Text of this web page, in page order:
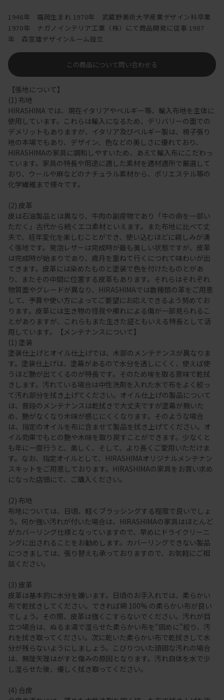
この商品について問い合わせる
1946年 福岡生まれ 1970年 武蔵野美術大学産業デザイン科卒業
1970年 ナガノインテリア工業（株）にて商品開発に従事 1987
年 森宣雄デザインルーム設立
【張地について】
(1) 布地
HIRASHIMA では、現在イタリアやベルギー等、輸入布地を主体に
使用しています。これらは輸入になるため、デリバリーの面での
デメリットもありますが、イタリア及びベルギー製は、椅子張り
地の本場でもあり、デザイン、色などの美しさに優れており、
HIRASHIMAの家具に調和しやすいため、あえて輸入布にこだわっ
ています。家具の特長や用途に適した素材を適材適所で厳選して
おり、ウールや麻などのナチュラル素材から、ポリエステル等の
化学繊維まで様々です。
(2) 皮革
皮は石油製品とは異なり、牛肉の副産物であり「牛の命を一部い
ただく」古代から続くエコ素材といえます。また布地に比べて丈
夫で、経年変化を楽しむことができ、使い込むほどに親しみが湧
く張地です。発泡レザーは完成時が最も美しい状態ですが、皮革
は完成時が始まりであり、歳月を重ねて行くにつれて味わいが出
てきます。皮革には染めたものと塗装で色を付けたものとがあ
り、またその中間に位置する皮革もあります。それらはそれぞれ
物質面やグレードが異なり、HIRASHIMAでは数種類の革をご用意
して、予算や使い方によってご要望にお応えできるよう努めてお
ります。皮革には生き物の怪我や擦れによる傷が一部見られるこ
とがありますが、これらもまた生きた証ともいえる特長として活
用しています。【メンテナンスについて】
(1) 塗装
塗装仕上げとオイル仕上げでは、木部のメンテナンスが異なりま
す。塗装仕上げは、塗幕があるので水分を透しにくく、使えば使
うほど艶が出てくるのが特長です。そのため埃を取る意味で乾拭
きします。汚れている場合は中性洗剤を入れた水で布をよく絞っ
て汚れ部分を拭き上げてください。オイル仕上げの製品について
は、普段のメンテナンスは乾拭きで大丈夫ですが塗幕が無いた
め、艶がなくなり木味が感じにくくなります。そのような場合
は、指定のオイルを布に含ませて製品を拭き上げてください。オ
イル効果でもとの艶や木味を取り戻すことができます。少なくと
も年に一度行うと、美しく、そして、より長くご愛用いただけま
す。なお、指定オイルとして、HIRASHIMAオリジナルメンテナン
スキットをご用意しております。HIRASHIMAの家具をお買い求め
になった店頭にて、ご購入ください。
(2) 布地
布地については、日頃、軽くブラッシングする程度で良いでしょ
う。何か強い汚れが付いた場合は、HIRASHIMAの家具はほとんど
がカバーリング仕様となっていますので、早めにドライクリーニ
ングに出されることをお勧めします。カバーリングできない製品
につきましては、張り替えも承っておりますので、お気軽にご相
談ください。
(3) 皮革
皮革は基本的に水分を嫌います。日頃のお手入れでは、柔らかい
布で乾拭きしてください。できれば綿 100% の柔らかい布が良い
でしょう。その際、皮革は強くこすらないでください。汚れが目
立つ場合は、ぬるま湯で湿らせた柔らかい布を“固めに”絞り、汚
れを拭き取ってください。次に乾いた柔らかい布で乾拭きして水
分が残らないようにしましょう。こびりついた頑固な汚れの場合
は、無理矢理はがすと傷みの原因となります。汚れ自体を水で少
し湿らせた後、優しく拭き取ってください。
(4) 合皮